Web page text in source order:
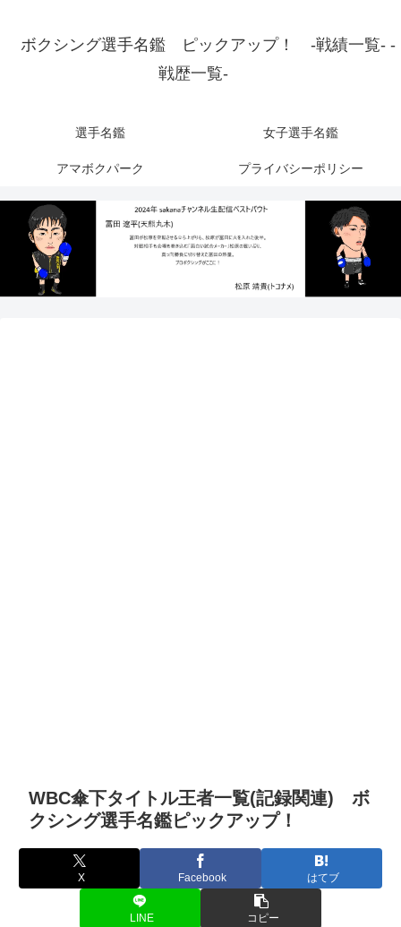
ボクシング選手名鑑 ピックアップ！ -戦績一覧- -
戦歴一覧-
選手名鑑 女子選手名鑑
アマボクパーク プライバシーポリシー
WBC傘下タイトル王者一覧(記録関連) ボ
クシング選手名鑑ピックアップ！
X Facebook はてブ
LINE コピー